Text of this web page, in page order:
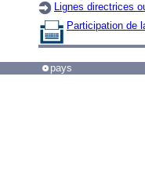
Lignes directrices
Participation de
pays